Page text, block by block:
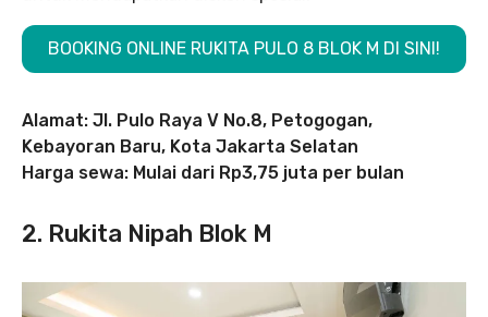
BOOKING ONLINE RUKITA PULO 8 BLOK M DI SINI!
Alamat: Jl. Pulo Raya V No.8, Petogogan,
Kebayoran Baru, Kota Jakarta Selatan
Harga sewa: Mulai dari Rp3,75 juta per bulan
2. Rukita Nipah Blok M